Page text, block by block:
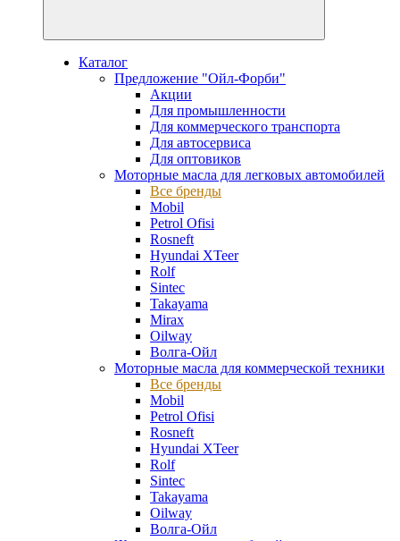
Каталог
Предложение "Ойл-Форби"
Акции
Для промышленности
Для коммерческого транспорта
Для автосервиса
Для оптовиков
Моторные масла для легковых автомобилей
Все бренды
Mobil
Petrol Ofisi
Rosneft
Hyundai XTeer
Rolf
Sintec
Takayama
Mirax
Oilway
Волга-Ойл
Моторные масла для коммерческой техники
Все бренды
Mobil
Petrol Ofisi
Rosneft
Hyundai XTeer
Rolf
Sintec
Takayama
Oilway
Волга-Ойл